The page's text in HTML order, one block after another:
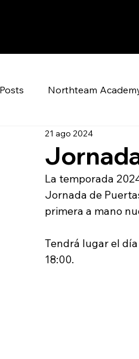
Northteam
21 ago 2024
La temporada
Jornada de
primera a mano
Tendrá lugar el
18:00.